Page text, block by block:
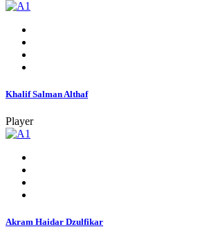
Khalif Salman Althaf
Player
Akram Haidar Dzulfikar